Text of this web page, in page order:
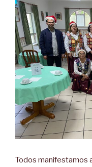
Todos manifestamos